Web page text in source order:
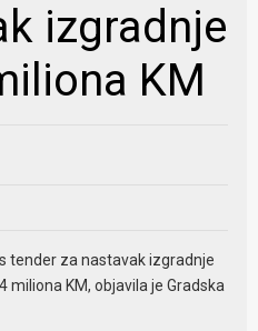
izgradnje
KM
tender za nastavak izgradnje
miliona KM, objavila je Gradska